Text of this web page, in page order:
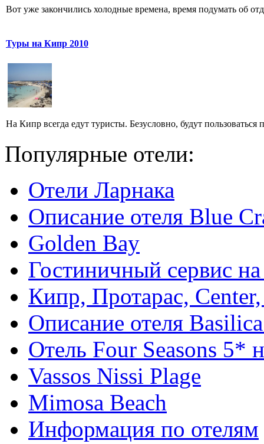
Вот уже закончились холодные времена, время подумать об
Туры на Кипр 2010
На Кипр всегда едут туристы. Безусловно, будут
Популярные отели:
Отели Ларнака
Описание отеля Blue
Golden Bay
Гостиничный сервис
Кипр, Протарас,
Описание отеля
Отель Four Seasons 5*
Vassos Nissi Plage
Mimosa Beach
Информация по отелям